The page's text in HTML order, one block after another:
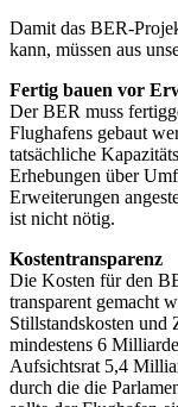
Damit das BER-
kann, müssen aus
Fertig bauen vor
Der BER muss
Flughafens gebaut
tatsächliche
Erhebungen über
Erweiterungen
ist nicht nötig.
Kostentransparenz
Die Kosten für den
transparent gemacht
Stillstandskosten
mindestens 6
Aufsichtsrat 5,4
durch die die